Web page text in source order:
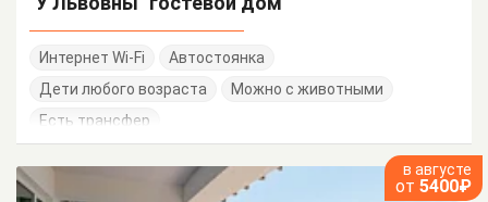
Интернет Wi-Fi
Автостоянка
Дети любого возраста
Можно с животными
Есть трансфер
в августе
от 5400₽